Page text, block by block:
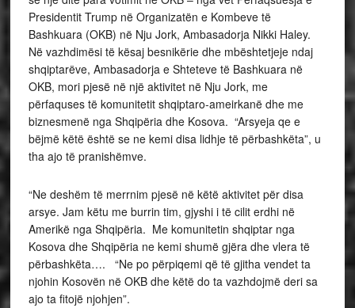
Presidentit Trump në Organizatën e Kombeve të
Bashkuara (OKB) në Nju Jork, Ambasadorja Nikki Haley.
Në vazhdimësi të kësaj besnikërie dhe mbështetjeje ndaj
shqiptarëve, Ambasadorja e Shteteve të Bashkuara në
OKB, mori pjesë në një aktivitet në Nju Jork, me
përfaquses të komunitetit shqiptaro-ameirkanë dhe me
biznesmenë nga Shqipëria dhe Kosova. “Arsyeja qe e
bëjmë këtë është se ne kemi disa lidhje të përbashkëta”, u
tha ajo të pranishëmve.
“Ne deshëm të merrnim pjesë në këtë aktivitet për disa
arsye. Jam këtu me burrin tim, gjyshi i të cilit erdhi në
Amerikë nga Shqipëria. Me komunitetin shqiptar nga
Kosova dhe Shqipëria ne kemi shumë gjëra dhe vlera të
përbashkëta…. “Ne po përpiqemi që të gjitha vendet ta
njohin Kosovën në OKB dhe këtë do ta vazhdojmë deri sa
ajo ta fitojë njohjen”.